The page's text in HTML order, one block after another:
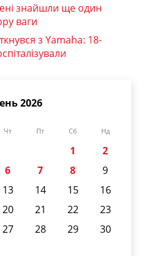
знайшли ще один
ваги
з Yamaha: 18-
2026
Чт Пт Сб Нд
1
2
6 7 8
9
13 14 15
16
20 21 22
23
27 28 29
30